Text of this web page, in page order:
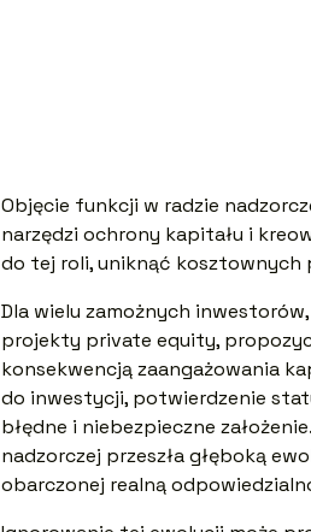
Objęcie funkcji w radzie
narzędzi ochrony kapitału i
do tej roli, uniknąć kosztownych
Dla wielu zamożnych
projekty private equity,
konsekwencją zaangażowania
do inwestycji, potwierdzenie
błędne i niebezpieczne
nadzorczej przeszła głęboką
obarczonej realną